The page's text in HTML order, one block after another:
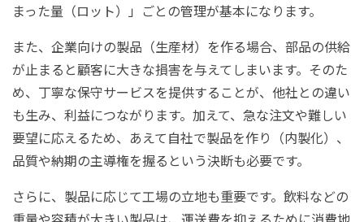
まった量（ロット）」ごとの管理が基本になります。
また、企業向けの製品（生産材）を作る場合、部品の供給
が止まると顧客に大きな損害を与えてしまいます。そのた
め、丁寧な保守サービスを提供することが、他社との違い
も生み、利益につながります。加えて、急な注文や難しい
要望に応えるため、あえて自社で製品を作り（内製化）、
品質や納期の主導権を握るという決断も必要です。
さらに、製品に応じて工場の立地も重要です。飲料などの